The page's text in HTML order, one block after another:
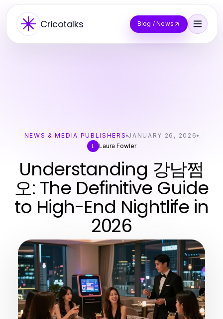
Cricotalks Blog / News
NEWS & MEDIA PUBLISHERS JANUARY 26, 2026
L
Laura Fowler
Understanding 강남쩜
오: The Definitive Guide
to High-End Nightlife in
2026